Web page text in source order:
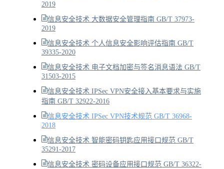
2019
信息安全技术 大数据安全管理指南 GB/T 37973-
2019
信息安全技术 个人信息安全影响评估指南 GB/T
39335-2020
信息安全技术 电子文档加密与签名消息语法 GB/T
31503-2015
信息安全技术 IPSec VPN安全接入基本要求与实施
指南 GB/T 32922-2016
信息安全技术 IPSec VPN技术规范 GB/T 36968-
2018
信息安全技术 智能密码钥匙应用接口规范 GB/T
35291-2017
信息安全技术 密码设备应用接口规范 GB/T 36322-